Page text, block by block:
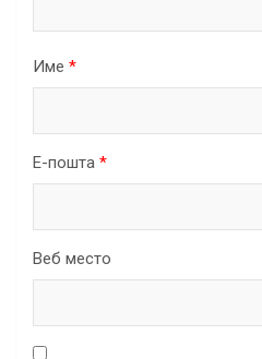
Име *
Е-пошта *
Веб место